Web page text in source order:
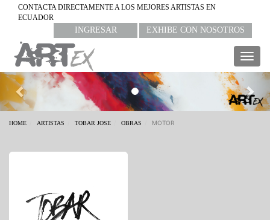
CONTACTA DIRECTAMENTE A LOS MEJORES ARTISTAS EN
ECUADOR
INGRESAR EXHIBE CON NOSOTROS
Previous
HOME ARTISTAS TOBAR JOSE OBRAS MOTOR